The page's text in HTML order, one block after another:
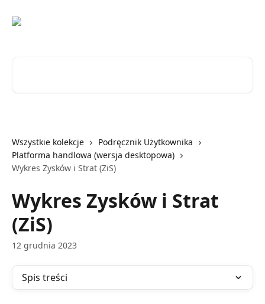
Wszystkie kolekcje
Podręcznik Użytkownika
Platforma handlowa (wersja desktopowa)
Wykres Zysków i Strat (ZiS)
Wykres Zysków i Strat
(ZiS)
12 grudnia 2023
Spis treści